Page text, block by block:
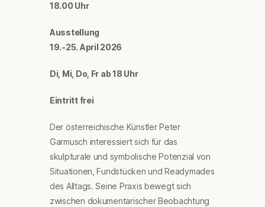
18.00 Uhr
Ausstellung
19.-25. April 2026
Di, Mi, Do, Fr ab 18 Uhr
Eintritt frei
Der österreichische Künstler Peter
Garmusch interessiert sich für das
skulpturale und symbolische Potenzial von
Situationen, Fundstücken und Readymades
des Alltags. Seine Praxis bewegt sich
zwischen dokumentarischer Beobachtung